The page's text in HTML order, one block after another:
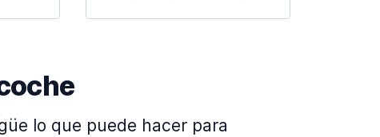
lo que puede hacer para